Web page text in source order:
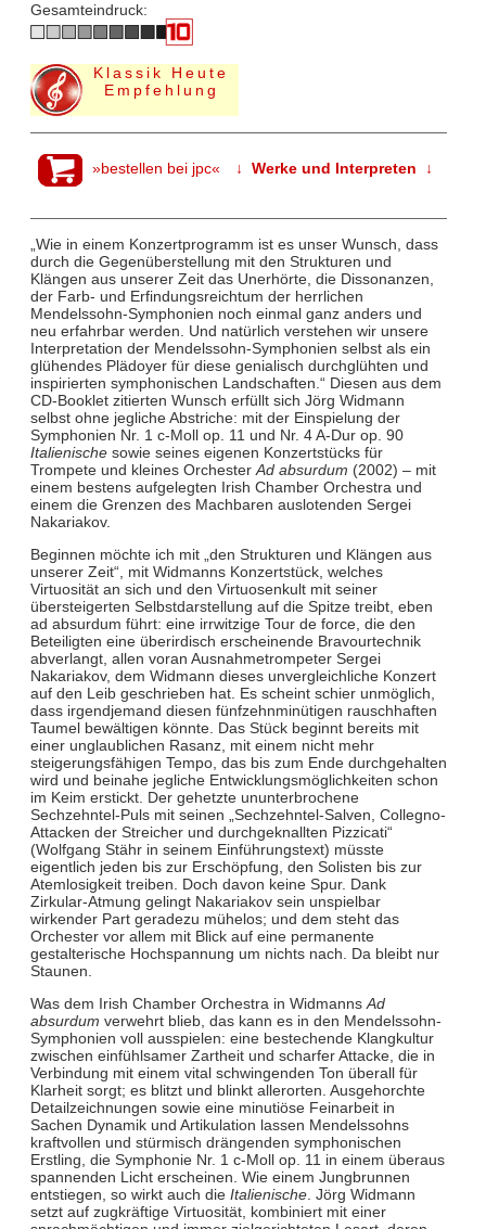
Gesamteindruck:
Klassik Heute
Empfehlung
»bestellen bei jpc« ↓ Werke und Interpreten ↓
„Wie in einem Konzertprogramm ist es unser Wunsch, dass
durch die Gegenüberstellung mit den Strukturen und
Klängen aus unserer Zeit das Unerhörte, die Dissonanzen,
der Farb- und Erfindungsreichtum der herrlichen
Mendelssohn-Symphonien noch einmal ganz anders und
neu erfahrbar werden. Und natürlich verstehen wir unsere
Interpretation der Mendelssohn-Symphonien selbst als ein
glühendes Plädoyer für diese genialisch durchglühten und
inspirierten symphonischen Landschaften.“ Diesen aus dem
CD-Booklet zitierten Wunsch erfüllt sich Jörg Widmann
selbst ohne jegliche Abstriche: mit der Einspielung der
Symphonien Nr. 1 c-Moll op. 11 und Nr. 4 A-Dur op. 90
Italienische sowie seines eigenen Konzertstücks für
Trompete und kleines Orchester Ad absurdum (2002) – mit
einem bestens aufgelegten Irish Chamber Orchestra und
einem die Grenzen des Machbaren auslotenden Sergei
Nakariakov.
Beginnen möchte ich mit „den Strukturen und Klängen aus
unserer Zeit“, mit Widmanns Konzertstück, welches
Virtuosität an sich und den Virtuosenkult mit seiner
übersteigerten Selbstdarstellung auf die Spitze treibt, eben
ad absurdum führt: eine irrwitzige Tour de force, die den
Beteiligten eine überirdisch erscheinende Bravourtechnik
abverlangt, allen voran Ausnahmetrompeter Sergei
Nakariakov, dem Widmann dieses unvergleichliche Konzert
auf den Leib geschrieben hat. Es scheint schier unmöglich,
dass irgendjemand diesen fünfzehnminütigen rauschhaften
Taumel bewältigen könnte. Das Stück beginnt bereits mit
einer unglaublichen Rasanz, mit einem nicht mehr
steigerungsfähigen Tempo, das bis zum Ende durchgehalten
wird und beinahe jegliche Entwicklungsmöglichkeiten schon
im Keim erstickt. Der gehetzte ununterbrochene
Sechzehntel-Puls mit seinen „Sechzehntel-Salven, Collegno-
Attacken der Streicher und durchgeknallten Pizzicati“
(Wolfgang Stähr in seinem Einführungstext) müsste
eigentlich jeden bis zur Erschöpfung, den Solisten bis zur
Atemlosigkeit treiben. Doch davon keine Spur. Dank
Zirkular-Atmung gelingt Nakariakov sein unspielbar
wirkender Part geradezu mühelos; und dem steht das
Orchester vor allem mit Blick auf eine permanente
gestalterische Hochspannung um nichts nach. Da bleibt nur
Staunen.
Was dem Irish Chamber Orchestra in WidmannsAd
absurdum verwehrt blieb, das kann es in den Mendelssohn-
Symphonien voll ausspielen: eine bestechende Klangkultur
zwischen einfühlsamer Zartheit und scharfer Attacke, die in
Verbindung mit einem vital schwingenden Ton überall für
Klarheit sorgt; es blitzt und blinkt allerorten. Ausgehorchte
Detailzeichnungen sowie eine minutiöse Feinarbeit in
Sachen Dynamik und Artikulation lassen Mendelssohns
kraftvollen und stürmisch drängenden symphonischen
Erstling, die Symphonie Nr. 1 c-Moll op. 11 in einem überaus
spannenden Licht erscheinen. Wie einem Jungbrunnen
entstiegen, so wirkt auch die Italienische. Jörg Widmann
setzt auf zugkräftige Virtuosität, kombiniert mit einer